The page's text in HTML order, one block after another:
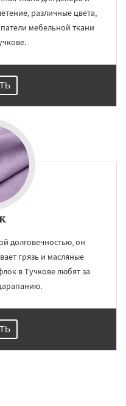
различные цвета,
мебельной ткани
долговечностью, он
грязь и масляные
в Тучкове любят за